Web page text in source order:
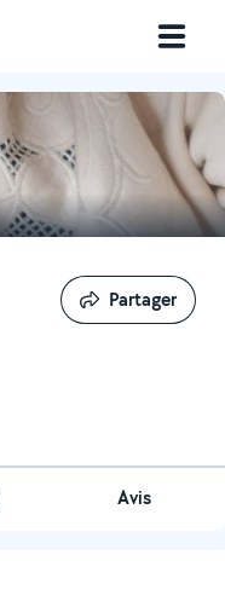
Partager
Partager
Avis